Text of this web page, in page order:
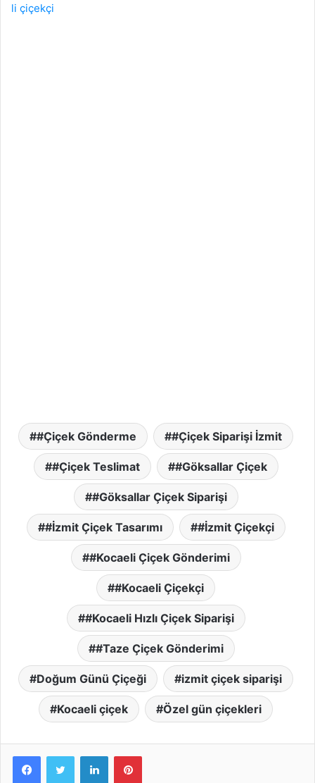
#Çiçek Gönderme #Çiçek Siparişi İzmit
#Çiçek Teslimat #Göksallar Çiçek
#Göksallar Çiçek Siparişi
#İzmit Çiçek Tasarımı #İzmit Çiçekçi
#Kocaeli Çiçek Gönderimi
#Kocaeli Çiçekçi
#Kocaeli Hızlı Çiçek Siparişi
#Taze Çiçek Gönderimi
Doğum Günü Çiçeği izmit çiçek siparişi
Kocaeli çiçek Özel gün çiçekleri